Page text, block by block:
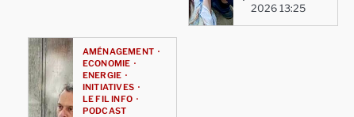
2026 13:25
AMÉNAGEMENT
ECONOMIE
ENERGIE
INITIATIVES
LE FIL INFO
PODCAST